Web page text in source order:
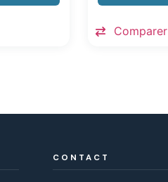
Comparer
CONTACT